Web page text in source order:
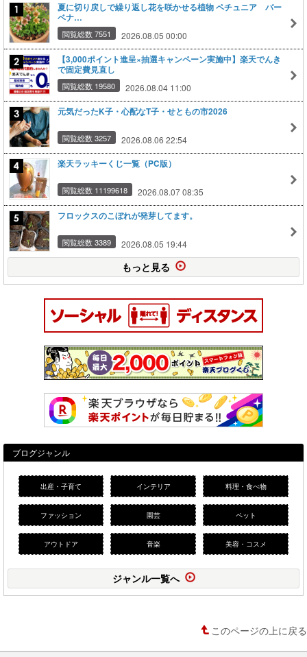
夏に切り戻しで繰り返し花を咲かせる植物 ペチュニア バー
ベナ…
閲覧総数 7551 2026.08.05 00:00
【3,000ポイント進呈×抽選キャンペーン実施中】楽天でんき
で固定費見直し
閲覧総数 19580 2026.08.04 11:00
元気だったK子・心配なT子・せともの市2026
閲覧総数 3257 2026.08.06 22:54
楽天ラッキーくじ一覧（PC版）
閲覧総数 11199618 2026.08.07 08:35
フロックスのこぼれが発芽してます。
閲覧総数 3389 2026.08.05 19:44
もっと見る
ブログジャンル
出産・子育て インテリア 料理・食べ物
ファッション 園芸 ペット
アウトドア 音楽 美容・コスメ
ジャンル一覧へ
このページの上に戻る